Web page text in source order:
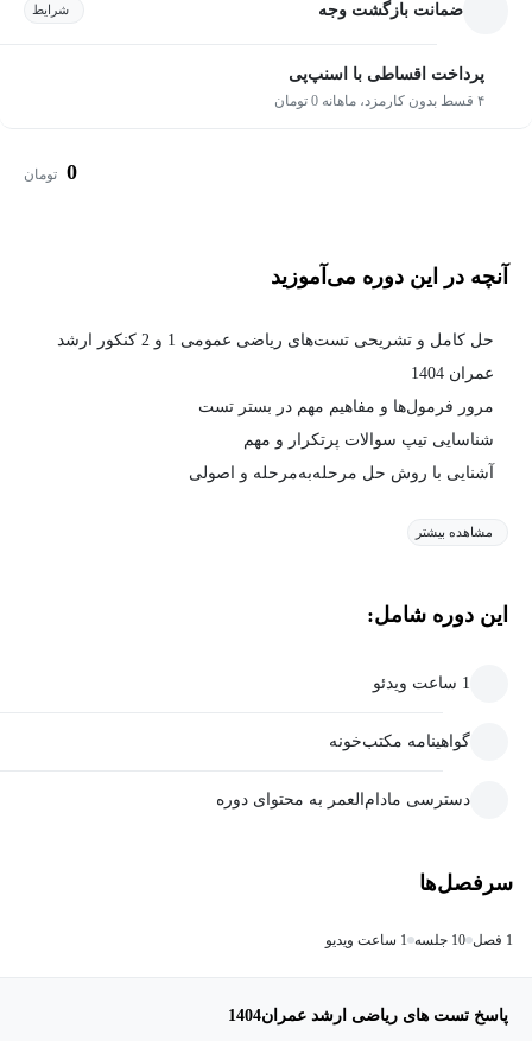
ضمانت بازگشت وجه شرایط
پرداخت اقساطی با اسنپ‌پی
۴ قسط بدون کارمزد، ماهانه 0 تومان
0 تومان
آنچه در این دوره می‌آموزید
حل کامل و تشریحی تست‌های ریاضی عمومی 1 و 2 کنکور ارشد
عمران 1404
مرور فرمول‌ها و مفاهیم مهم در بستر تست
شناسایی تیپ سوالات پرتکرار و مهم
آشنایی با روش حل مرحله‌به‌مرحله و اصولی
مشاهده بیشتر
این دوره شامل:
1 ساعت ویدئو
گواهینامه مکتب‌خونه
دسترسی مادام‌العمر به محتوای دوره
سرفصل‌ها
1 فصل 10 جلسه 1 ساعت ویدیو
پاسخ تست های ریاضی ارشد عمران1404